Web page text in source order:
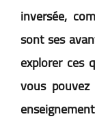
inversée,
sont ses
explorer ces
vous